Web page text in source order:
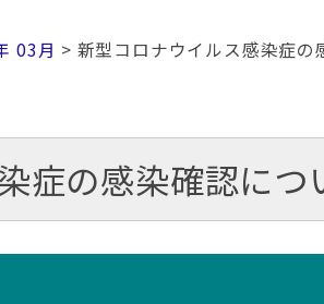
03月 > 新型コロナウイルス感染症
症の感染確認につ